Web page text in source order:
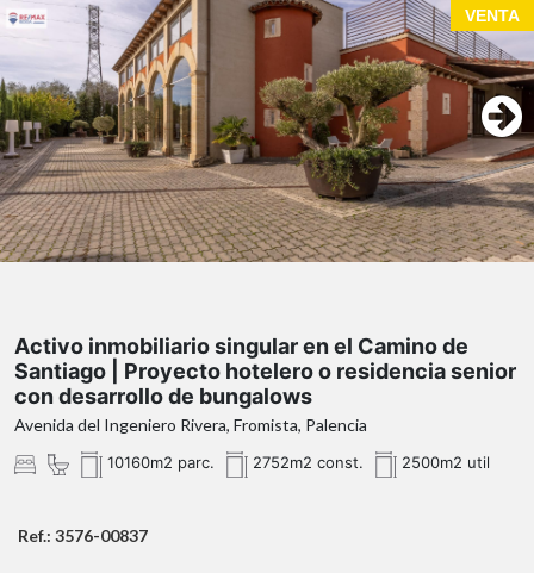
VENTA
Activo inmobiliario singular en el Camino de
Santiago | Proyecto hotelero o residencia senior
con desarrollo de bungalows
Avenida del Ingeniero Rivera, Fromista, Palencia
10160m2 parc. 2752m2 const. 2500m2 util
Ref.: 3576-00837